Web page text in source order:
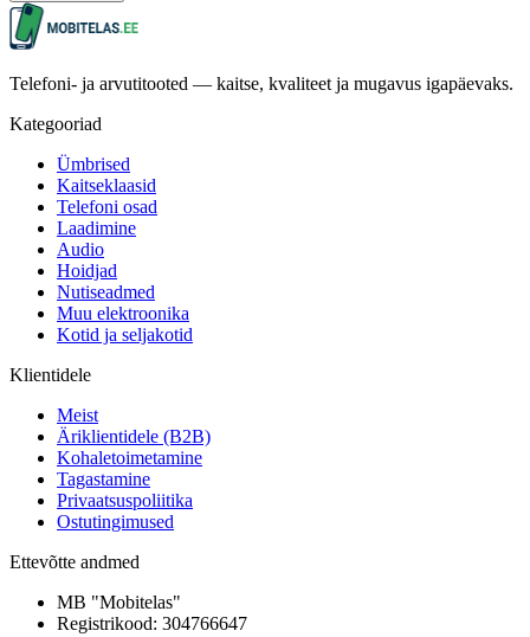
Telefoni- ja arvutitooted — kaitse, kvaliteet ja mugavus igapäevaks.
Kategooriad
Ümbrised
Kaitseklaasid
Telefoni osad
Laadimine
Audio
Hoidjad
Nutiseadmed
Muu elektroonika
Kotid ja seljakotid
Klientidele
Meist
Äriklientidele (B2B)
Kohaletoimetamine
Tagastamine
Privaatsuspoliitika
Ostutingimused
Ettevõtte andmed
MB "Mobitelas"
Registrikood: 304766647